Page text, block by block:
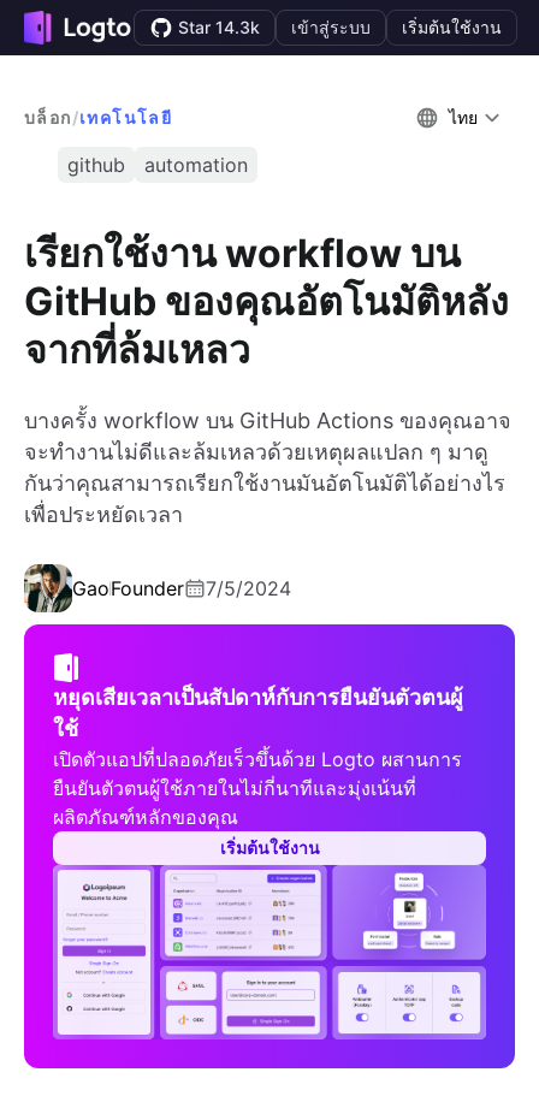
Star 14.3k เข้าสู่ระบบ เริ่มต้นใช้งาน
บล็อก/เทคโนโลยี ไทย
github automation
เรียกใช้งาน workflow บน
GitHub ของคุณอัตโนมัติหลัง
จากที่ล้มเหลว
บางครั้ง workflow บน GitHub Actions ของคุณอาจ
จะทำงานไม่ดีและล้มเหลวด้วยเหตุผลแปลก ๆ มาดู
กันว่าคุณสามารถเรียกใช้งานมันอัตโนมัติได้อย่างไร
เพื่อประหยัดเวลา
GaoFounder 7/5/2024
หยุดเสียเวลาเป็นสัปดาห์กับการยืนยันตัวตนผู้
ใช้
เปิดตัวแอปที่ปลอดภัยเร็วขึ้นด้วย Logto ผสานการ
ยืนยันตัวตนผู้ใช้ภายในไม่กี่นาทีและมุ่งเน้นที่
ผลิตภัณฑ์หลักของคุณ
เริ่มต้นใช้งาน